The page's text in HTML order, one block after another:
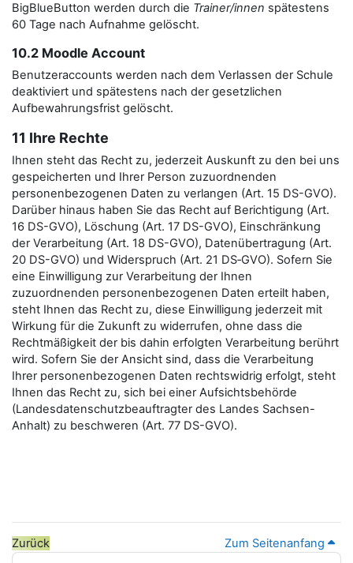
BigBlueButton werden durch die Trainer/innen spätestens
60 Tage nach Aufnahme gelöscht.
10.2 Moodle Account
Benutzeraccounts werden nach dem Verlassen der Schule
deaktiviert und spätestens nach der gesetzlichen
Aufbewahrungsfrist gelöscht.
11 Ihre Rechte
Ihnen steht das Recht zu, jederzeit Auskunft zu den bei uns
gespeicherten und Ihrer Person zuzuordnenden
personenbezogenen Daten zu verlangen (Art. 15 DS-GVO).
Darüber hinaus haben Sie das Recht auf Berichtigung (Art.
16 DS-GVO), Löschung (Art. 17 DS-GVO), Einschränkung
der Verarbeitung (Art. 18 DS-GVO), Datenübertragung (Art.
20 DS-GVO) und Widerspruch (Art. 21 DS‑GVO). Sofern Sie
eine Einwilligung zur Verarbeitung der Ihnen
zuzuordnenden personenbezogenen Daten erteilt haben,
steht Ihnen das Recht zu, diese Einwilligung jederzeit mit
Wirkung für die Zukunft zu widerrufen, ohne dass die
Rechtmäßigkeit der bis dahin erfolgten Verarbeitung berührt
wird. Sofern Sie der Ansicht sind, dass die Verarbeitung
Ihrer personenbezogenen Daten rechtswidrig erfolgt, steht
Ihnen das Recht zu, sich bei einer Aufsichtsbehörde
(Landesdatenschutzbeauftragter des Landes Sachsen-
Anhalt) zu beschweren (Art. 77 DS-GVO).
Zurück Zum Seitenanfang
Neue Ankündigungen überspringen